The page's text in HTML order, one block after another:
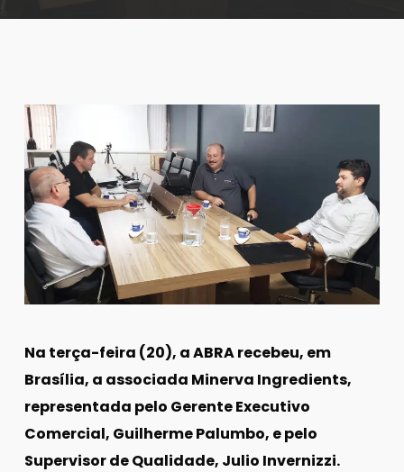
Na terça-feira (20), a ABRA recebeu, em
Brasília, a associada Minerva Ingredients,
representada pelo Gerente Executivo
Comercial, Guilherme Palumbo, e pelo
Supervisor de Qualidade, Julio Invernizzi.